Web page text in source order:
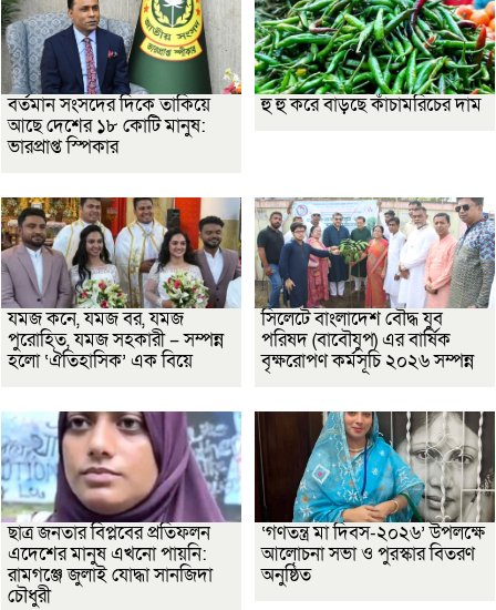
বর্তমান সংসদের দিকে তাকিয়ে
আছে দেশের ১৮ কোটি মানুষ:
ভারপ্রাপ্ত স্পিকার
হু হু করে বাড়ছে কাঁচামরিচের দাম
যমজ কনে, যমজ বর, যমজ
পুরোহিত, যমজ সহকারী – সম্পন্ন
হলো ‘ঐতিহাসিক’ এক বিয়ে
সিলেটে বাংলাদেশ বৌদ্ধ যুব
পরিষদ (বাবৌযুপ) এর বার্ষিক
বৃক্ষরোপণ কর্মসূচি ২০২৬ সম্পন্ন
ছাত্র জনতার বিপ্লবের প্রতিফলন
এদেশের মানুষ এখনো পায়নি:
রামগঞ্জে জুলাই যোদ্ধা সানজিদা
চৌধুরী
‘গণতন্ত্র মা দিবস-২০২৬’ উপলক্ষে
আলোচনা সভা ও পুরস্কার বিতরণ
অনুষ্ঠিত